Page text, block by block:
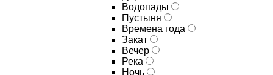
Водопады
Пустыня
Времена года
Закат
Вечер
Река
Ночь